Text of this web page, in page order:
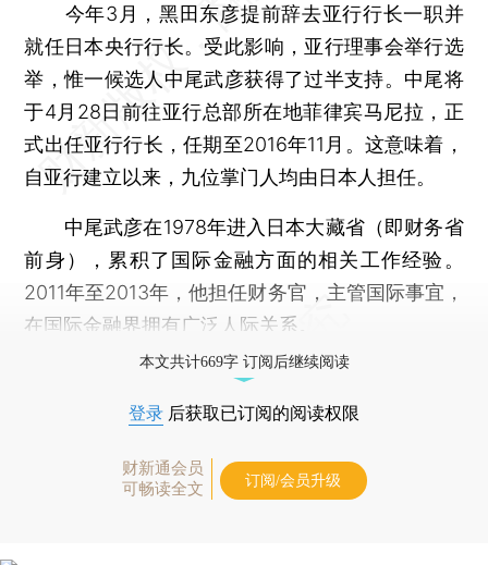
今年3月，黑田东彦提前辞去亚行行长一职并
就任日本央行行长。受此影响，亚行理事会举行选
举，惟一候选人中尾武彦获得了过半支持。中尾将
于4月28日前往亚行总部所在地菲律宾马尼拉，正
式出任亚行行长，任期至2016年11月。这意味着，
自亚行建立以来，九位掌门人均由日本人担任。
中尾武彦在1978年进入日本大藏省（即财务省
前身），累积了国际金融方面的相关工作经验。
2011年至2013年，他担任财务官，主管国际事宜，
在国际金融界拥有广泛人际关系。
本文共计669字 订阅后继续阅读
登录 后获取已订阅的阅读权限
财新通会员
可畅读全文
订阅/会员升级